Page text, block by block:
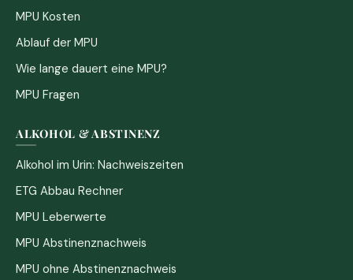
MPU Kosten
Ablauf der MPU
Wie lange dauert eine MPU?
MPU Fragen
ALKOHOL & ABSTINENZ
Alkohol im Urin: Nachweiszeiten
ETG Abbau Rechner
MPU Leberwerte
MPU Abstinenznachweis
MPU ohne Abstinenznachweis